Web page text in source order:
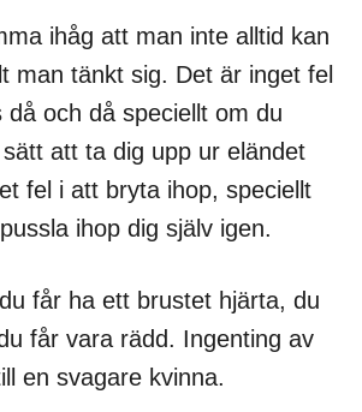
ihåg att man inte alltid kan
man tänkt sig. Det är inget fel
då och då speciellt om du
att ta dig upp ur eländet
fel i att bryta ihop, speciellt
ihop dig själv igen.
får ha ett brustet hjärta, du
får vara rädd. Ingenting av
en svagare kvinna.